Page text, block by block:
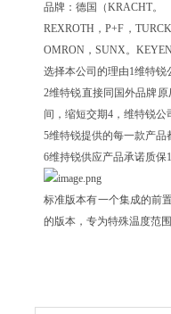
品牌：德国（KRACHT。
REXROTH，P+F，
OMRON，SUNX。
选择本公司的理由1维特
2维特锐直接同国外品牌
间，缩短交期4，维特锐
5维特锐提供的每一款产
6维持锐供应产品承诺质
标准版本有一个集成的前
的版本，专为特殊温度范